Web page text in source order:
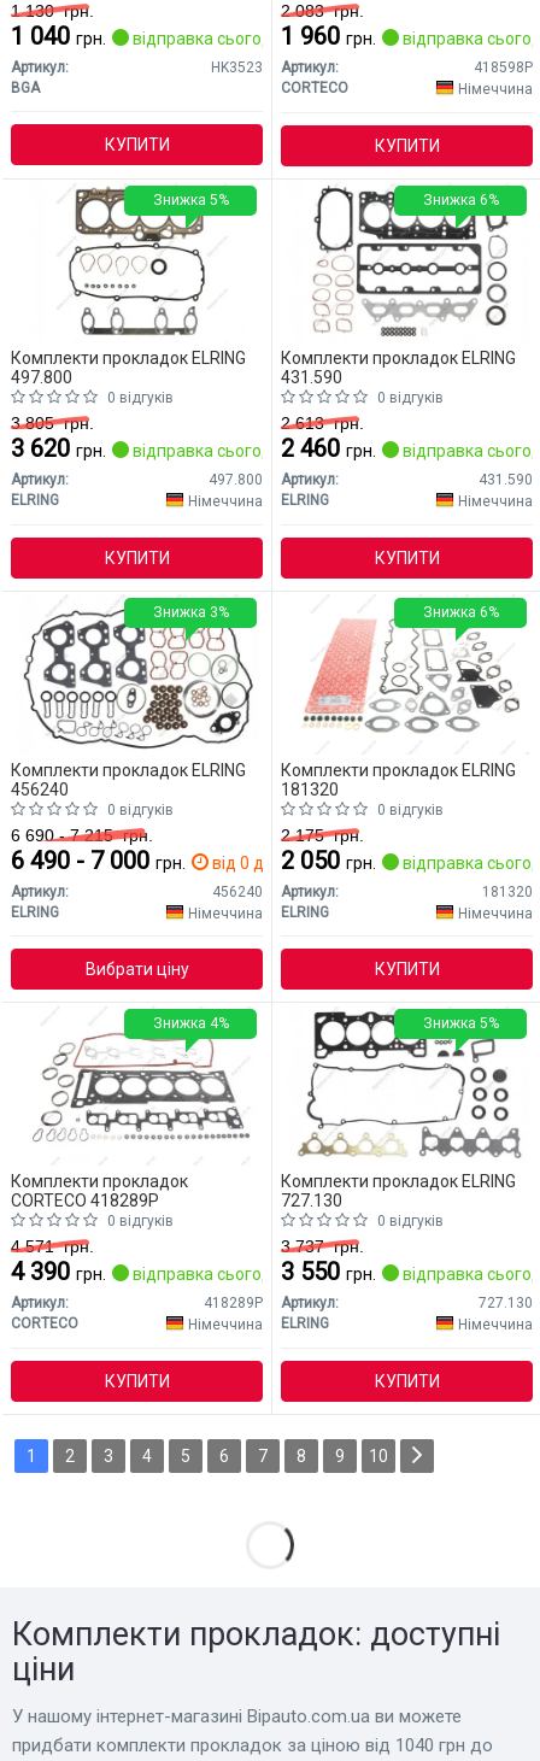
1 130грн.
1 040 грн. відправка сьогодні
Артикул:
HK3523
BGA
КУПИТИ
2 083грн.
1 960 грн. відправка
Артикул:
418598P
CORTECO
Німеччина
КУПИТИ
Комплекти прокладок ELRING
497.800
0 відгуків
3 805грн.
3 620 грн. відправка сьогодні
Артикул:
497.800
ELRING
Німеччина
КУПИТИ
Знижка 5%
Комплекти прокладок ELRING
431.590
0 відгуків
2 613грн.
2 460 грн. відправка
Артикул:
431.590
ELRING
Німеччина
КУПИТИ
Знижка 6%
Комплекти прокладок ELRING
456240
0 відгуків
6 690 - 7 215грн.
6 490 - 7 000 грн. від 0 дн.
Артикул:
456240
ELRING
Німеччина
Вибрати ціну
Знижка 3%
Комплекти прокладок ELRING
181320
0 відгуків
2 175грн.
2 050 грн. відправка
Артикул:
181320
ELRING
Німеччина
КУПИТИ
Знижка 6%
Комплекти прокладок
CORTECO 418289P
0 відгуків
4 571грн.
4 390 грн. відправка сьогодні
Артикул:
418289P
CORTECO
Німеччина
КУПИТИ
Знижка 4%
Комплекти прокладок ELRING
727.130
0 відгуків
3 737грн.
3 550 грн. відправка
Артикул:
727.130
ELRING
Німеччина
КУПИТИ
Знижка 5%
1 2 3 4 5 6 7 8 9 10
Комплекти прокладок: доступні
ціни
У нашому інтернет-магазині Bіpauto.com.ua ви можете
придбати комплекти прокладок за ціною від 1040 грн до